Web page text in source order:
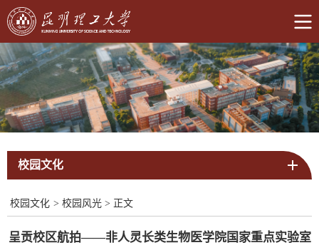
校园文化
校园文化 > 校园风光 > 正文
呈贡校区航拍——非人灵长类生物医学院国家重点实验室